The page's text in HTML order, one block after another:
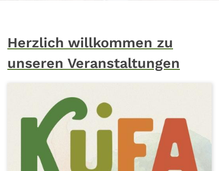
Herzlich willkommen zu
unseren Veranstaltungen